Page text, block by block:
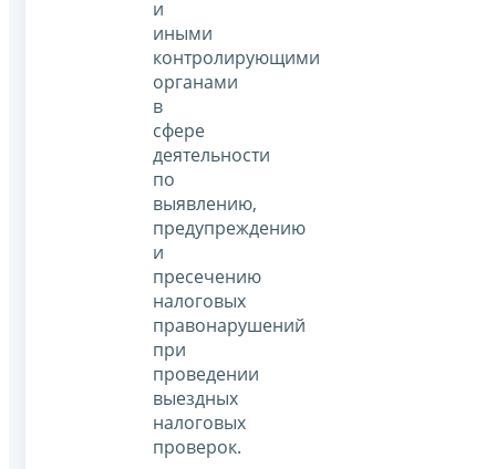
и
иными
контролирующими
органами
в
сфере
деятельности
по
выявлению,
предупреждению
и
пресечению
налоговых
правонарушений
при
проведении
выездных
налоговых
проверок.